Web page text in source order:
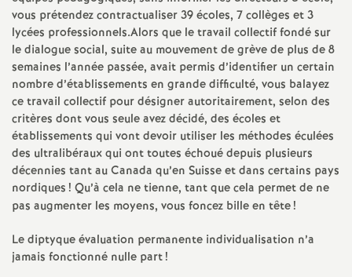
d
e
S
e
c
o
vous prétendez contractualiser 39 écoles, 7 collèges et 3
lycées professionnels.Alors que le travail collectif fondé sur
le dialogue social, suite au mouvement de grève de plus de 8
semaines l’année passée, avait permis d’identifier un certain
nombre d’établissements en grande difficulté, vous balayez
ce travail collectif pour désigner autoritairement, selon des
critères dont vous seule avez décidé, des écoles et
établissements qui vont devoir utiliser les méthodes éculées
des ultralibéraux qui ont toutes échoué depuis plusieurs
décennies tant au Canada qu’en Suisse et dans certains pays
nordiques ! Qu’à cela ne tienne, tant que cela permet de ne
pas augmenter les moyens, vous foncez bille en tête!
Le diptyque évaluation permanente individualisation n’a
jamais fonctionné nulle part!